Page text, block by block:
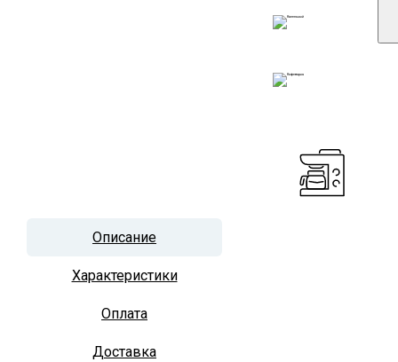
Описание
Характеристики
Оплата
Доставка